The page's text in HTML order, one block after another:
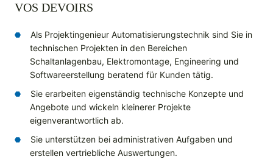
VOS DEVOIRS
Als Projektingenieur Automatisierungstechnik sind Sie in
technischen Projekten in den Bereichen
Schaltanlagenbau, Elektromontage, Engineering und
Softwareerstellung beratend für Kunden tätig.
Sie erarbeiten eigenständig technische Konzepte und
Angebote und wickeln kleinerer Projekte
eigenverantwortlich ab.
Sie unterstützen bei administrativen Aufgaben und
erstellen vertriebliche Auswertungen.